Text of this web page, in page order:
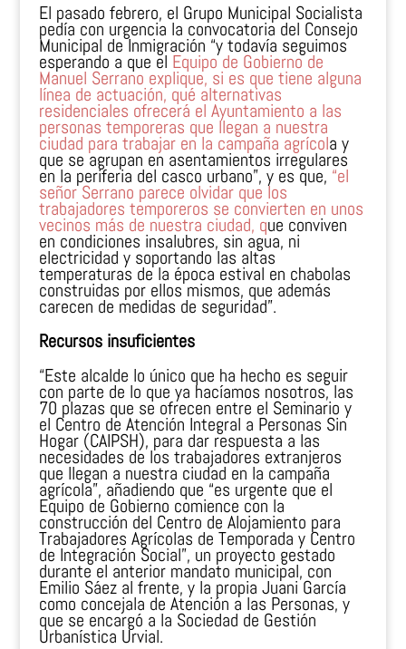
El pasado febrero, el Grupo Municipal Socialista
pedía con urgencia la convocatoria del Consejo
Municipal de Inmigración “y todavía seguimos
esperando a que el Equipo de Gobierno de
Manuel Serrano explique, si es que tiene alguna
línea de actuación, qué alternativas
residenciales ofrecerá el Ayuntamiento a las
personas temporeras que llegan a nuestra
ciudad para trabajar en la campaña agrícola y
que se agrupan en asentamientos irregulares
en la periferia del casco urbano”, y es que, “el
señor Serrano parece olvidar que los
trabajadores temporeros se convierten en unos
vecinos más de nuestra ciudad, que conviven
en condiciones insalubres, sin agua, ni
electricidad y soportando las altas
temperaturas de la época estival en chabolas
construidas por ellos mismos, que además
carecen de medidas de seguridad”.
Recursos insuficientes
“Este alcalde lo único que ha hecho es seguir
con parte de lo que ya hacíamos nosotros, las
70 plazas que se ofrecen entre el Seminario y
el Centro de Atención Integral a Personas Sin
Hogar (CAIPSH), para dar respuesta a las
necesidades de los trabajadores extranjeros
que llegan a nuestra ciudad en la campaña
agrícola”, añadiendo que “es urgente que el
Equipo de Gobierno comience con la
construcción del Centro de Alojamiento para
Trabajadores Agrícolas de Temporada y Centro
de Integración Social”, un proyecto gestado
durante el anterior mandato municipal, con
Emilio Sáez al frente, y la propia Juani García
como concejala de Atención a las Personas, y
que se encargó a la Sociedad de Gestión
Urbanística Urvial.